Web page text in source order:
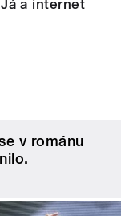
a internet
v románu